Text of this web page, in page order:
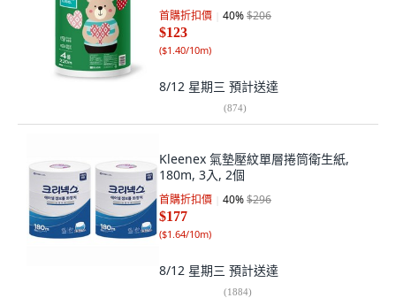
首購折扣價 40%$206
$123
($1.40/10m)
8/12 星期三 預計送達
(874)
Kleenex 氣墊壓紋單層捲筒衛生紙,
180m, 3入, 2個
首購折扣價 40%$296
$177
($1.64/10m)
8/12 星期三 預計送達
(1884)